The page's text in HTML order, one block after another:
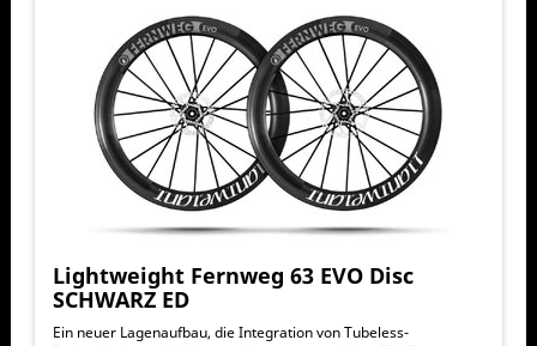
Lightweight Fernweg 63 EVO Disc
SCHWARZ ED
Ein neuer Lagenaufbau, die Integration von Tubeless-